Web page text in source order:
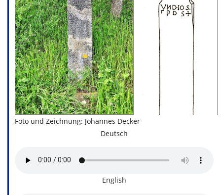
Foto und Zeichnung: Johannes Decker
Deutsch
English